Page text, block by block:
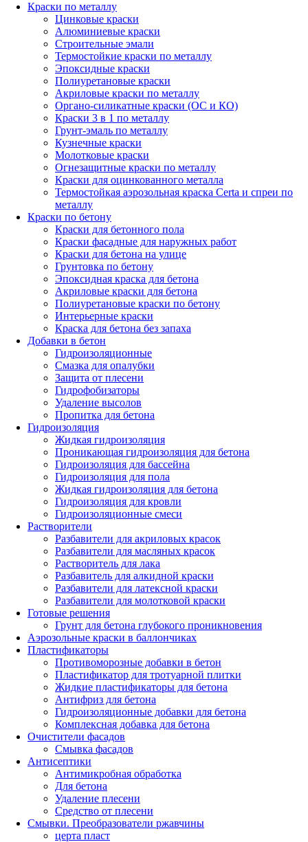
Краски по металлу
Цинковые краски
Алюминиевые краски
Строительные эмали
Термостойкие краски по металлу
Эпоксидные краски
Полиуретановые краски
Акриловые краски по металлу
Органо-силикатные краски (ОС и КО)
Краски 3 в 1 по металлу
Грунт-эмаль по металлу
Кузнечные краски
Молотковые краски
Огнезащитные краски по металлу
Краски для оцинкованного металла
Термостойкая аэрозольная краска Certa и спреи по
металлу
Краски по бетону
Краски для бетонного пола
Краски фасадные для наружных работ
Краски для бетона на улице
Грунтовка по бетону
Эпоксидная краска для бетона
Акриловые краски для бетона
Полиуретановые краски по бетону
Интерьерные краски
Краска для бетона без запаха
Добавки в бетон
Гидроизоляционные
Смазка для опалубки
Защита от плесени
Гидрофобизаторы
Удаление высолов
Пропитка для бетона
Гидроизоляция
Жидкая гидроизоляция
Проникающая гидроизоляция для бетона
Гидроизоляция для бассейна
Гидроизоляция для пола
Жидкая гидроизоляция для бетона
Гидроизоляция для кровли
Гидроизоляционные смеси
Растворители
Разбавители для акриловых красок
Разбавители для масляных красок
Растворитель для лака
Разбавитель для алкидной краски
Разбавители для латексной краски
Разбавители для молотковой краски
Готовые решения
Грунт для бетона глубокого проникновения
Аэрозольные краски в баллончиках
Пластификаторы
Противоморозные добавки в бетон
Пластификатор для тротуарной плитки
Жидкие пластификаторы для бетона
Антифриз для бетона
Гидроизоляционные добавки для бетона
Комплексная добавка для бетона
Очистители фасадов
Смывка фасадов
Антисептики
Антимикробная обработка
Для бетона
Удаление плесени
Средство от плесени
Смывки. Преобразователи ржавчины
церта пласт